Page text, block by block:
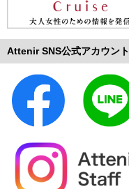
Attenir SNS公式アカウント